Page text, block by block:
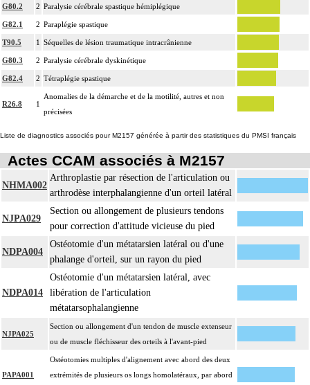
G80.2 2 Paralysie cérébrale spastique hémiplégique
G82.1 2 Paraplégie spastique
T90.5 1 Séquelles de lésion traumatique intracrânienne
G80.3 2 Paralysie cérébrale dyskinétique
G82.4 2 Tétraplégie spastique
R26.8 1
Anomalies de la démarche et de la motilité, autres et non
précisées
Liste de diagnostics associés pour M2157 générée à partir des statistiques du PMSI français
Actes CCAM associés à M2157
NHMA002
Arthroplastie par résection de l'articulation ou
arthrodèse interphalangienne d'un orteil latéral
NJPA029
Section ou allongement de plusieurs tendons
pour correction d'attitude vicieuse du pied
NDPA004
Ostéotomie d'un métatarsien latéral ou d'une
phalange d'orteil, sur un rayon du pied
NDPA014
Ostéotomie d'un métatarsien latéral, avec
libération de l'articulation
métatarsophalangienne
NJPA025
Section ou allongement d'un tendon de muscle extenseur
ou de muscle fléchisseur des orteils à l'avant-pied
PAPA001
Ostéotomies multiples d'alignement avec abord des deux
extrémités de plusieurs os longs homolatéraux, par abord